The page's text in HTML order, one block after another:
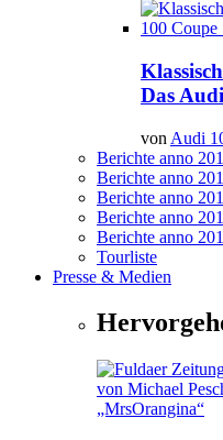
Das
von Audi
Berichte anno
Berichte anno
Berichte anno
Berichte anno
Berichte anno
Tourliste
Presse & Medien